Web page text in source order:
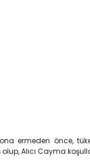
ermeden önce,
Alıcı Cayma